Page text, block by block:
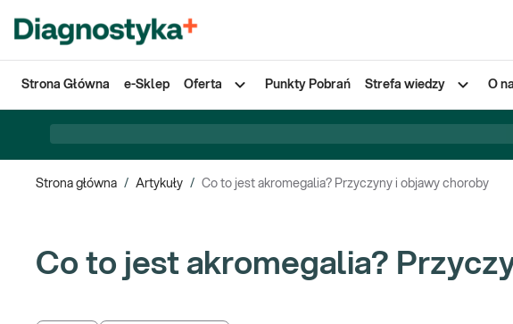
Strona Główna e-Sklep Oferta Punkty Pobrań Strefa wiedzy O
Strona główna / Artykuły / Co to jest akromegalia? Przyczyny i objawy choroby
Co to jest akromegalia?